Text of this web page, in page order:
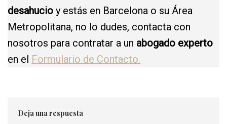
desahucio y estás en Barcelona o su Área
Metropolitana, no lo dudes, contacta con
nosotros para contratar a un abogado experto
en el Formulario de Contacto.
Deja una respuesta